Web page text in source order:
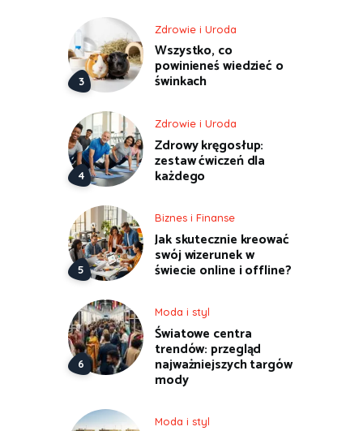
Zdrowie i Uroda
Wszystko, co
powinieneś wiedzieć o
świnkach
Zdrowie i Uroda
Zdrowy kręgosłup:
zestaw ćwiczeń dla
każdego
Biznes i Finanse
Jak skutecznie kreować
swój wizerunek w
świecie online i offline?
Moda i styl
Światowe centra
trendów: przegląd
najważniejszych targów
mody
Moda i styl